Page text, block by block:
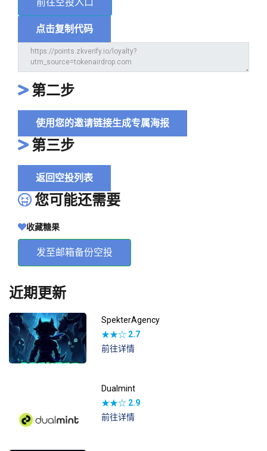
点击复制代码
第二步
使用您的邀请链接生成专属海报
第三步
返回空投列表
您可能还需要
收藏糖果
发至邮箱备份空投
近期更新
SpekterAgency
★★☆ 2.7
前往详情
Dualmint
★★☆ 2.9
前往详情